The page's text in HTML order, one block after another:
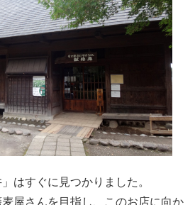
はすぐに見つかりました。
麦屋さんを目指し、このお店に向か